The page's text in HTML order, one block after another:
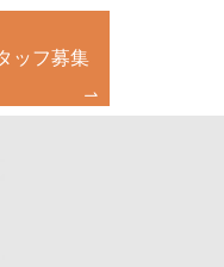
ッフ募集